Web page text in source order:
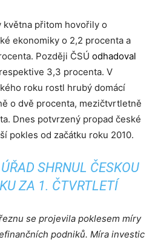
května přitom hovořily o
ekonomiky o 2,2 procenta a
Později ČSÚ odhadoval
3,3 procenta. V
roku rostl hrubý domácí
o dvě procenta, mezičtvrtletně
Dnes potvrzený propad české
pokles od začátku roku 2010.
SHRNUL ČESKOU
ZA 1. ČTVRTLETÍ
se projevila poklesem míry
podniků. Míra investic